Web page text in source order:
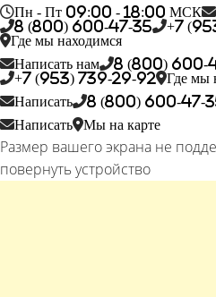
Пн - Пт 09:00 - 18:00 МСК
8 (800) 600-47-35
+7
Где мы находимся
Написать нам
8 (800) 600-
+7 (953) 739-29-92
Где мы
Написать
8 (800) 600-47-
Написать
Мы на карте
Размер вашего экрана не
повернуть устройство